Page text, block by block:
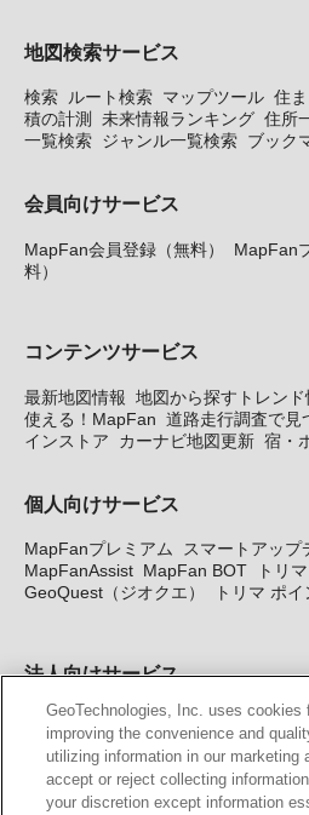
地図検索サービス
検索 ルート検索 マップツール 住
積の計測
未来情報ランキング 住所
一覧検索 ジャンル一覧検索 ブック
会員向けサービス
MapFan会員登録（無料）
MapFan
料）
コンテンツサービス
最新地図情報 地図から探すトレンド
使える！MapFan 道路走行調査で見
インストア
カーナビ地図更新 宿・
個人向けサービス
MapFanプレミアム
スマートアップ
MapFanAssist MapFan BOT トリマ
GeoQuest（ジオクエ）
トリマ ポ
法人向けサービス
法人向け地図・位置情報サービス
図API Windows PC向け地図開発キ
サービス
MAP WORLD+ トリマ広告
GeoTechnologies, Inc. uses cookies
improving the convenience and
utilizing information in our marketing
accept or reject collecting
your discretion except information